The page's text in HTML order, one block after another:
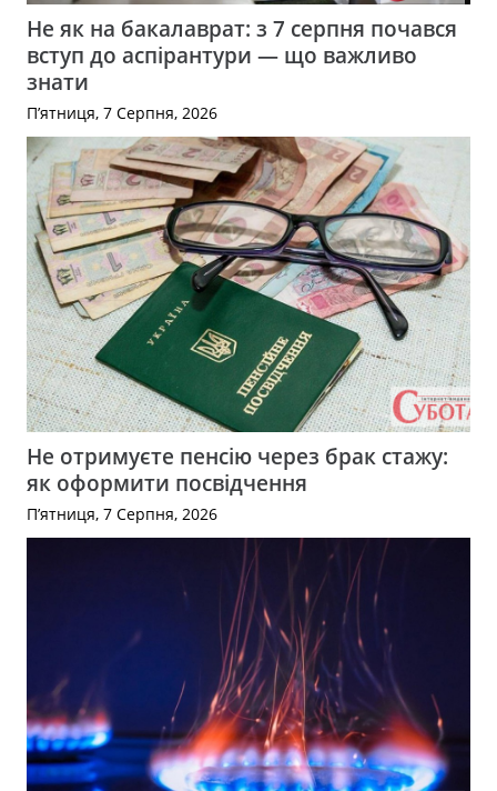
Не як на бакалаврат: з 7 серпня почався
вступ до аспірантури — що важливо
знати
П’ятниця, 7 Серпня, 2026
Не отримуєте пенсію через брак стажу:
як оформити посвідчення
П’ятниця, 7 Серпня, 2026